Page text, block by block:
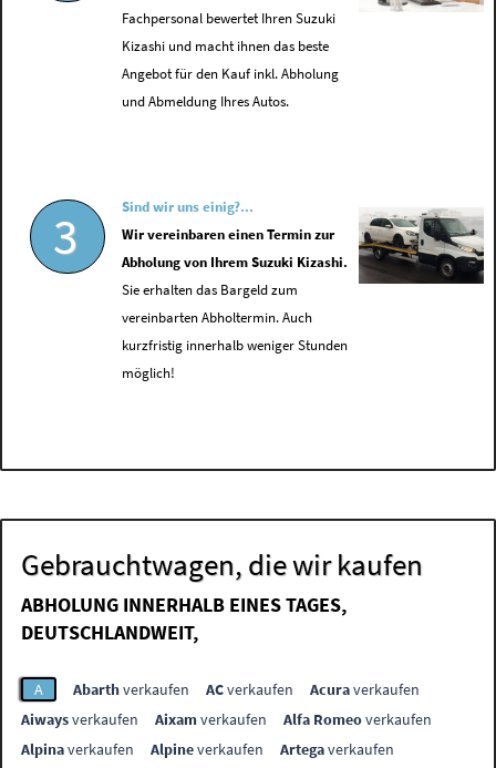
Fachpersonal bewertet Ihren Suzuki
Kizashi und macht ihnen das beste
Angebot für den Kauf inkl. Abholung
und Abmeldung Ihres Autos.
3
Sind wir uns einig?...
Wir vereinbaren einen Termin zur
Abholung von Ihrem Suzuki Kizashi.
Sie erhalten das Bargeld zum
vereinbarten Abholtermin. Auch
kurzfristig innerhalb weniger Stunden
möglich!
Gebrauchtwagen, die wir kaufen
ABHOLUNG INNERHALB EINES TAGES,
DEUTSCHLANDWEIT,
A Abarthverkaufen ACverkaufen Acuraverkaufen
Aiwaysverkaufen Aixamverkaufen Alfa Romeoverkaufen
Alpinaverkaufen Alpineverkaufen Artegaverkaufen